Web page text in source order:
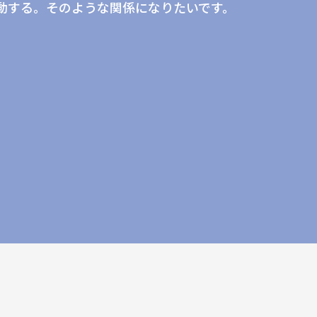
る。そのような関係になりたいです。